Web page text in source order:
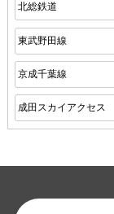
北総鉄道
東武野田線
京成千葉線
成田スカイアクセス